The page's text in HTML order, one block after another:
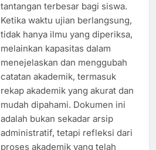
tantangan terbesar bagi siswa.
Ketika waktu ujian berlangsung,
tidak hanya ilmu yang diperiksa,
melainkan kapasitas dalam
menejelaskan dan menggubah
catatan akademik, termasuk
rekap akademik yang akurat dan
mudah dipahami. Dokumen ini
adalah bukan sekadar arsip
administratif, tetapi refleksi dari
proses akademik yang telah